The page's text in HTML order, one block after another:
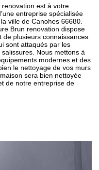
est à votre
entreprise spécialisée
ville de Canohes 66680.
Brun renovation dispose
plusieurs connaissances
sont attaqués par les
Nous mettons à
modernes et des
le nettoyage de vos murs
sera bien nettoyée
de notre entreprise de